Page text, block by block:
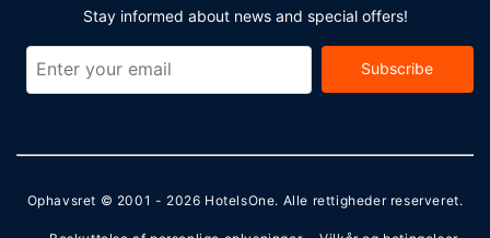
Stay informed about news and special offers!
Subscribe
Ophavsret © 2001 - 2026 HotelsOne. Alle rettigheder reserveret.